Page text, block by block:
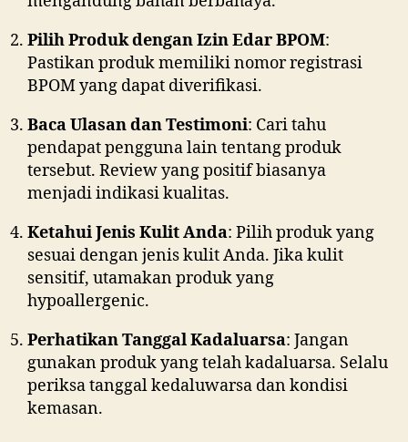
Pilih Produk dengan Izin Edar BPOM:
Pastikan produk memiliki nomor registrasi
BPOM yang dapat diverifikasi.
Baca Ulasan dan Testimoni: Cari tahu
pendapat pengguna lain tentang produk
tersebut. Review yang positif biasanya
menjadi indikasi kualitas.
Ketahui Jenis Kulit Anda: Pilih produk yang
sesuai dengan jenis kulit Anda. Jika kulit
sensitif, utamakan produk yang
hypoallergenic.
Perhatikan Tanggal Kadaluarsa: Jangan
gunakan produk yang telah kadaluarsa. Selalu
periksa tanggal kedaluwarsa dan kondisi
kemasan.